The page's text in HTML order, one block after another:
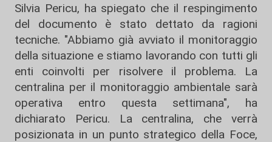
Silvia Pericu, ha spiegato che il respingimento
del documento è stato dettato da ragioni
tecniche. "Abbiamo già avviato il monitoraggio
della situazione e stiamo lavorando con tutti gli
enti coinvolti per risolvere il problema. La
centralina per il monitoraggio ambientale sarà
operativa entro questa settimana", ha
dichiarato Pericu. La centralina, che verrà
posizionata in un punto strategico della Foce,